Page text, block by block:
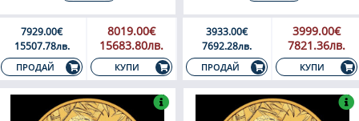
7929.00€
15507.78лв.
ПРОДАЙ
8019.00€
15683.80лв.
КУПИ
3933.00€
7692.28лв.
ПРОДАЙ
3999.00€
7821.36лв.
КУПИ